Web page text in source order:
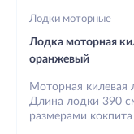
Лодки моторные
Лодка моторная
оранжевый
Моторная
Длина лодки 390
размерами